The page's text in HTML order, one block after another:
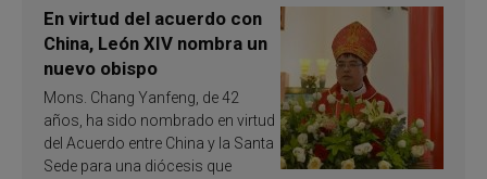
En virtud del acuerdo con
China, León XIV nombra un
nuevo obispo
Mons. Chang Yanfeng, de 42
años, ha sido nombrado en virtud
del Acuerdo entre China y la Santa
Sede para una diócesis que